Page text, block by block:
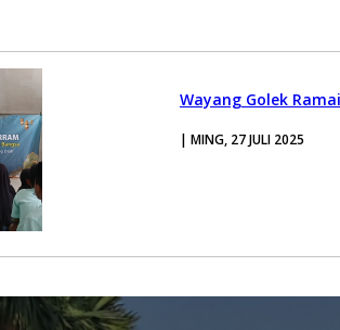
Wayang Golek
| MING, 27 JULI 2025